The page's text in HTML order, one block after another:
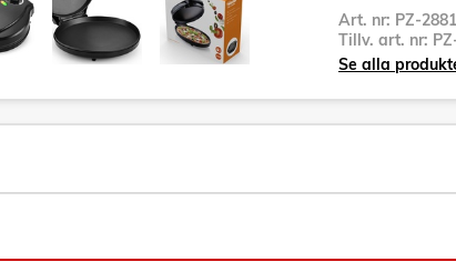
Art. nr: PZ-2881
Tillv. art. nr:
Se alla